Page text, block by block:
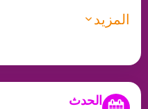
المزيد
الحدث